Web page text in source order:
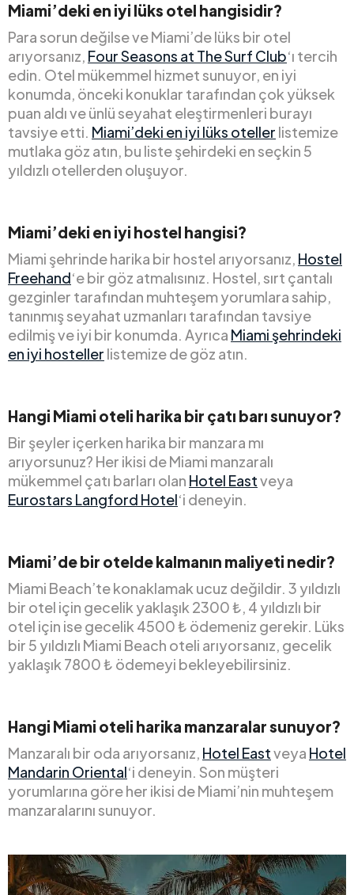
Miami’deki en iyi lüks otel hangisidir?
Para sorun değilse ve Miami’de lüks bir otel
arıyorsanız, Four Seasons at The Surf Club‘ı tercih
edin. Otel mükemmel hizmet sunuyor, en iyi
konumda, önceki konuklar tarafından çok yüksek
puan aldı ve ünlü seyahat eleştirmenleri burayı
tavsiye etti. Miami’deki en iyi lüks oteller listemize
mutlaka göz atın, bu liste şehirdeki en seçkin 5
yıldızlı otellerden oluşuyor.
Miami’deki en iyi hostel hangisi?
Miami şehrinde harika bir hostel arıyorsanız, Hostel
Freehand‘e bir göz atmalısınız. Hostel, sırt çantalı
gezginler tarafından muhteşem yorumlara sahip,
tanınmış seyahat uzmanları tarafından tavsiye
edilmiş ve iyi bir konumda. Ayrıca Miami şehrindeki
en iyi hosteller listemize de göz atın.
Hangi Miami oteli harika bir çatı barı sunuyor?
Bir şeyler içerken harika bir manzara mı
arıyorsunuz? Her ikisi de Miami manzaralı
mükemmel çatı barları olan Hotel Eastveya
Eurostars Langford Hotel‘i deneyin.
Miami’de bir otelde kalmanın maliyeti nedir?
Miami Beach’te konaklamak ucuz değildir. 3 yıldızlı
bir otel için gecelik yaklaşık 2300 ₺, 4 yıldızlı bir
otel için ise gecelik 4500 ₺ ödemeniz gerekir. Lüks
bir 5 yıldızlı Miami Beach oteli arıyorsanız, gecelik
yaklaşık 7800 ₺ ödemeyi bekleyebilirsiniz.
Hangi Miami oteli harika manzaralar sunuyor?
Manzaralı bir oda arıyorsanız, Hotel Eastveya Hotel
Mandarin Oriental‘i deneyin. Son müşteri
yorumlarına göre her ikisi de Miami’nin muhteşem
manzaralarını sunuyor.